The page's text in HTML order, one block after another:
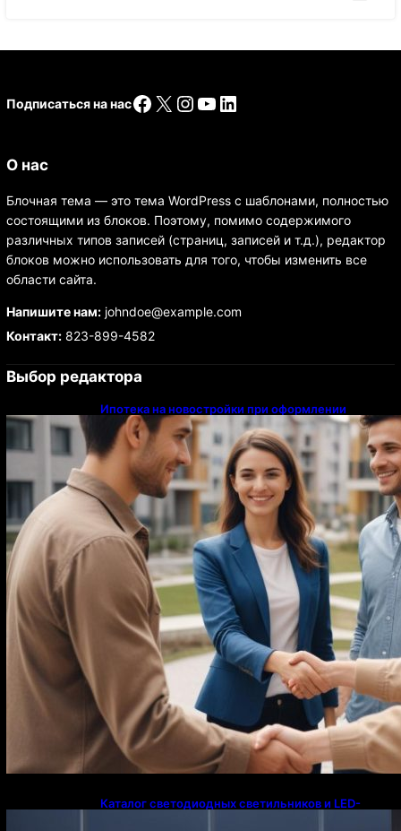
Подписаться на насFacebook
X Instagram
YouTube
LinkedIn
О нас
Блочная тема — это тема WordPress с шаблонами, полностью
состоящими из блоков. Поэтому, помимо содержимого
различных типов записей (страниц, записей и т.д.), редактор
блоков можно использовать для того, чтобы изменить все
области сайта.
Напишите нам:johndoe@example.com
Контакт:823-899-4582
Выбор редактора
Ипотека на новостройки при оформлении
напрямую у застройщика
Каталог светодиодных светильников и LED-